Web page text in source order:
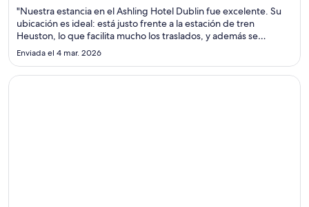
"Nuestra estancia en el Ashling Hotel Dublin fue excelente. Su
ubicación es ideal: está justo frente a la estación de tren
Heuston, lo que facilita mucho los traslados, y además se
encuentra a poca distancia de lugares emblemáticos como la
cómodo, ..."
Enviada el 4 mar. 2026
Se abre en una nueva ventana
Clayton Hotel Dublin Airport